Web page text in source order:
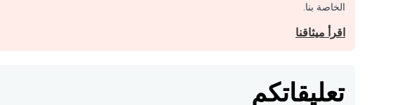
الخاصة بنا.
اقرأ ميثاقنا
تعليقاتكم